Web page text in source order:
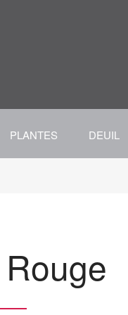
PLANTES DEUIL